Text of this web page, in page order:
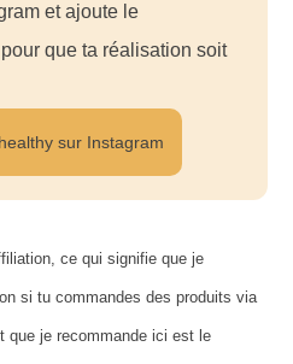
et ajoute le
que ta réalisation soit
sur Instagram
ce qui signifie que je
si tu commandes des produits via
que je recommande ici est le